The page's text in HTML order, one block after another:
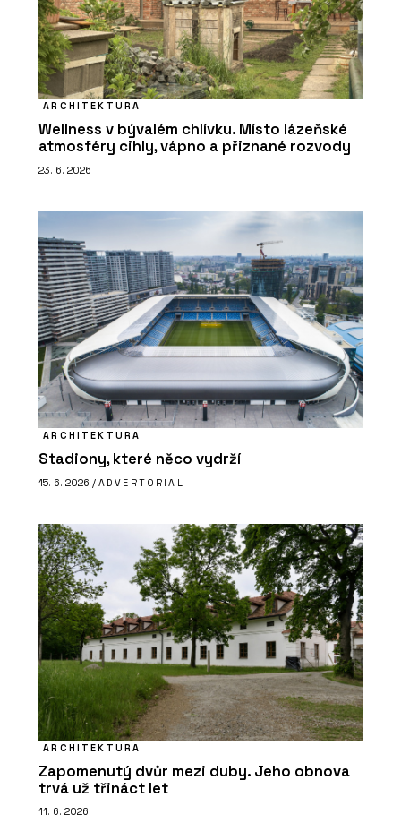
ARCHITEKTURA
Wellness v bývalém chlívku. Místo lázeňské
atmosféry cihly, vápno a přiznané rozvody
23. 6. 2026
ARCHITEKTURA
Stadiony, které něco vydrží
15. 6. 2026 / ADVERTORIAL
ARCHITEKTURA
Zapomenutý dvůr mezi duby. Jeho obnova
trvá už třináct let
11. 6. 2026